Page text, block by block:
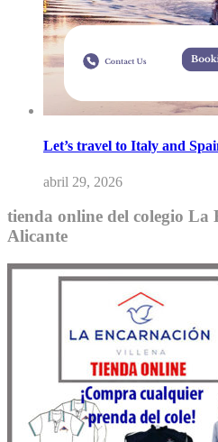
Let’s travel to Italy and
abril 29, 2026
tienda online del colegio La
Alicante